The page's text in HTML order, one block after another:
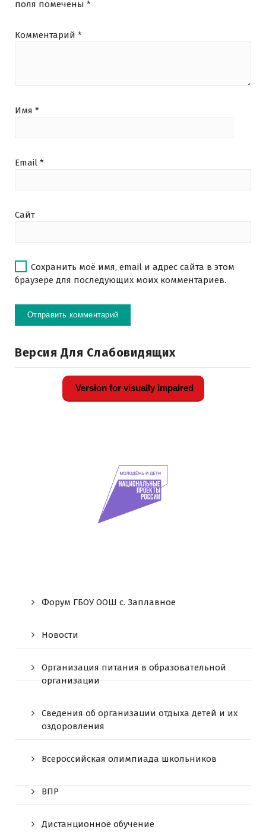
поля помечены *
Комментарий *
Имя *
Email *
Сайт
Сохранить моё имя, email и адрес сайта в этом
браузере для последующих моих комментариев.
Версия Для Слабовидящих
Version for visually impaired
Форум ГБОУ ООШ c. Заплавное
Новости
Организация питания в образовательной
организации
Сведения об организации отдыха детей и их
оздоровления
Всероссийская олимпиада школьников
ВПР
Дистанционное обучение